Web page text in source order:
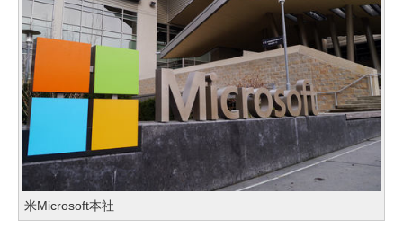
米Microsoft本社